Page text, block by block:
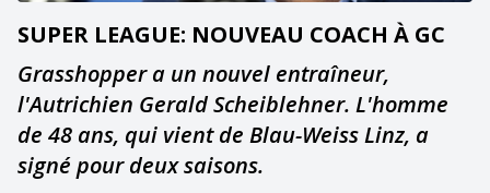
SUPER LEAGUE: NOUVEAU COACH À GC
Grasshopper a un nouvel entraîneur,
l'Autrichien Gerald Scheiblehner. L'homme
de 48 ans, qui vient de Blau-Weiss Linz, a
signé pour deux saisons.